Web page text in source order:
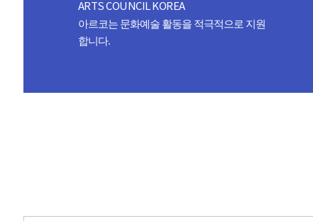
ARTS COUNCIL KOREA
아르코는 문화예술 활동을 적극적으로 지원
합니다.